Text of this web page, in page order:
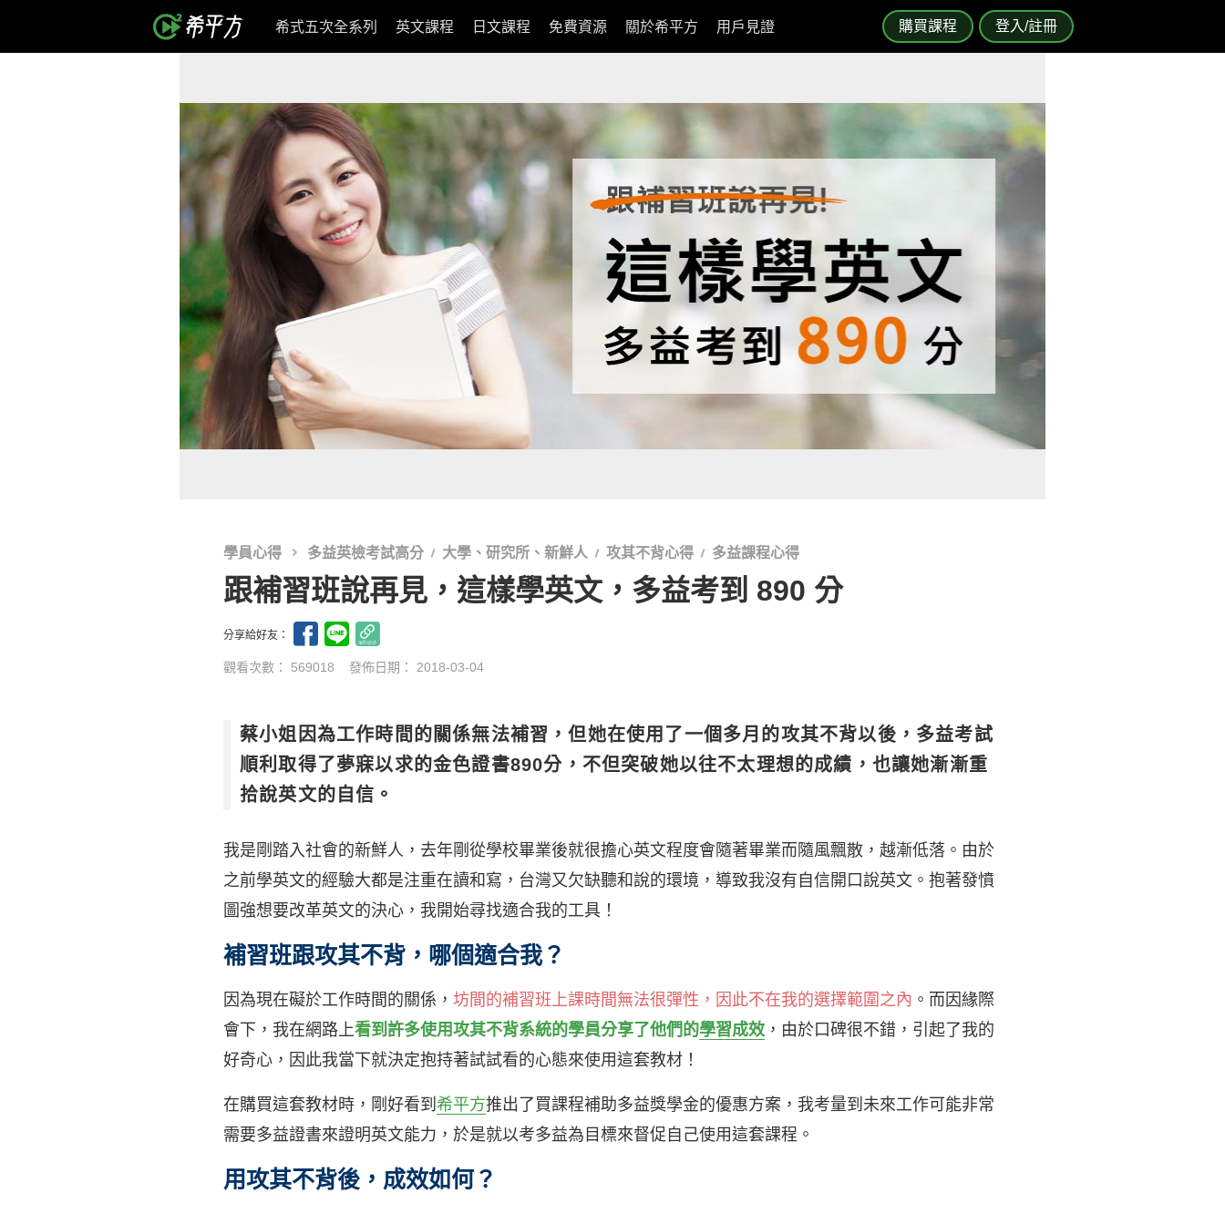
購買課程 登入/註冊
希式五次全系列 英文課程 日文課程 免費資源 關於希平方 用戶見證
學員心得 多益英檢考試高分 大學、研究所、新鮮人 攻其不背心得 多益課程心得
跟補習班說再見，這樣學英文，多益考到 890 分
分享給好友：
觀看次數： 569018 發佈日期： 2018-03-04
蔡小姐因為工作時間的關係無法補習，但她在使用了一個多月的攻其不背以後，多益考試
順利取得了夢寐以求的金色證書890分，不但突破她以往不太理想的成績，也讓她漸漸重
拾說英文的自信。
我是剛踏入社會的新鮮人，去年剛從學校畢業後就很擔心英文程度會隨著畢業而隨風飄散，越漸低落。由於
之前學英文的經驗大都是注重在讀和寫，台灣又欠缺聽和說的環境，導致我沒有自信開口說英文。抱著發憤
圖強想要改革英文的決心，我開始尋找適合我的工具！
補習班跟攻其不背，哪個適合我？
因為現在礙於工作時間的關係， 坊間的補習班上課時間無法很彈性，因此不在我的選擇範圍之內 。而因緣際
會下，我在網路上看到許多使用攻其不背系統的學員分享了他們的學習成效 ，由於口碑很不錯，引起了我的
好奇心，因此我當下就決定抱持著試試看的心態來使用這套教材！
在購買這套教材時，剛好看到 希平方推出了買課程補助多益獎學金的優惠方案，我考量到未來工作可能非常
需要多益證書來證明英文能力，於是就以考多益為目標來督促自己使用這套課程。
用攻其不背後，成效如何？